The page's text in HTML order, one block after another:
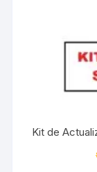
Kit de